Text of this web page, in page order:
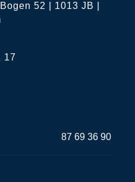
52 | 1013 JB |
17
87 69 36 90